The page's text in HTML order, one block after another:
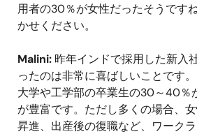
用者の30％が女性だったそうです
かせください。
Malini: 昨年インドで採用した新入
ったのは非常に喜ばしいことです
大学や工学部の卒業生の30～40％
が豊富です。ただし多くの場合、
昇進、出産後の復職など、ワーク